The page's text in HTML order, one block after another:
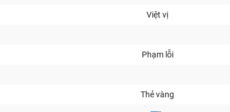
Việt vị
Phạm lỗi
Thẻ vàng